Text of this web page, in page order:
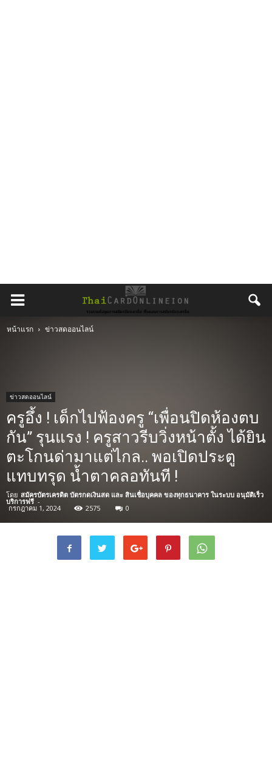
หน้าแรก ข่าวสดออนไลน์
ข่าวสดออนไลน์
ครูอึ้ง ! เด็กไปฟ้องครู “เพื่อนปิดห้องตบ
กัน” รุนแรง ! ครูสาวรีบวิ่งหน้าตั้ง ได้ยิน
ตะโกนด่ามาแต่ไกล.. พอเปิดประตู
แทบทรุด น้ำตาคลอทันที !
โดย สมัครบัตรเครดิต บัตรกดเงินสด และ สินเชื่อบุคคล ของทุกธนาคาร ในระบบ อนุมัติเร็ว
บริการฟรี -
กรกฎาคม 1, 2024 2575 0